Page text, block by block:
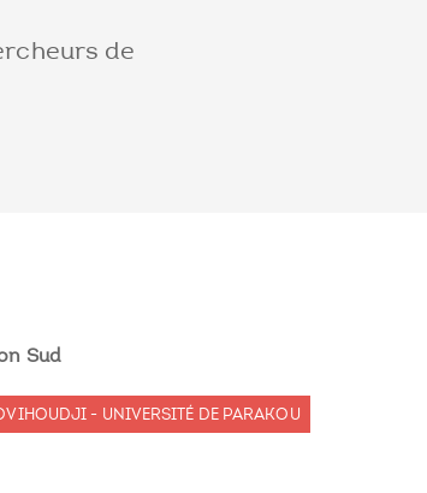
de
Sud
- UNIVERSITÉ DE PARAKOU